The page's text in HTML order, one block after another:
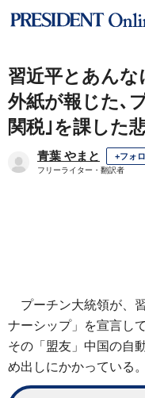
習近平とあん
外紙が報じた､
関税｣を課した
青葉 やまと +フォ
フリーライター・翻訳者
プーチン大統領が、
ナーシップ」を宣言し
その「盟友」中国の自
め出しにかかっている